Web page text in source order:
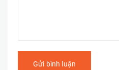
Gửi bình luận